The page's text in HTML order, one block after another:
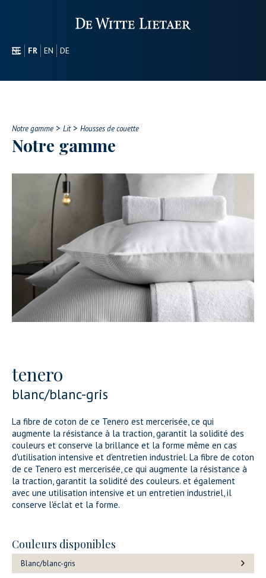
NL FR EN
DE
NOTRE GAMME
CONTACT
Notre gamme > Lit> Housses de couette
Notre gamme
tenero
blanc/blanc-gris
La fibre de coton de ce Tenero est mercerisée, ce qui
augmente la résistance à la traction, garantit la solidité des
couleurs et conserve la brillance et la forme même en cas
d'utilisation intensive et d'entretien industriel. La fibre de coton
de ce Tenero est mercerisée, ce qui augmente la résistance à
la traction, garantit la solidité des couleurs. et également
avec une utilisation intensive et un entretien industriel, il
conserve l'éclat et la forme.
Couleurs disponibles
Blanc/blanc-gris